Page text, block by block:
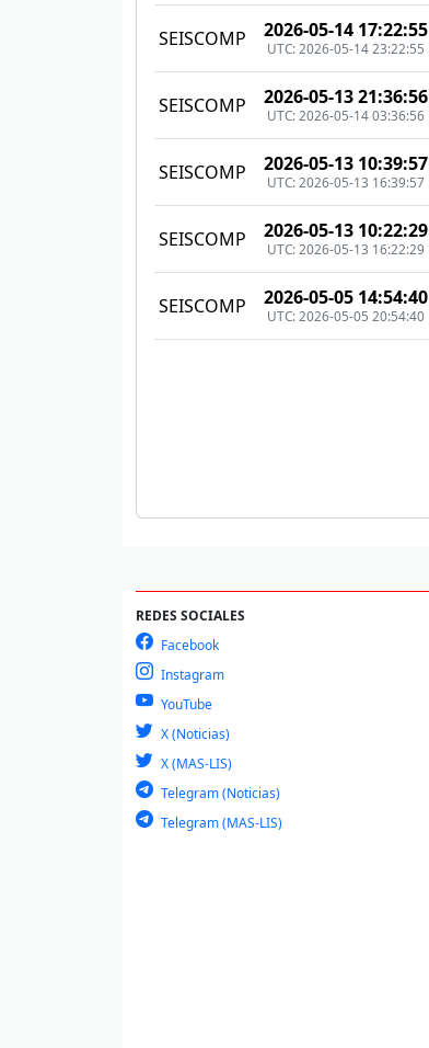
SEISCOMP 2026-05-14 17:22:55
UTC: 2026-05-14 23:22:55
SEISCOMP 2026-05-13 21:36:56
UTC: 2026-05-14 03:36:56
SEISCOMP 2026-05-13 10:39:57
UTC: 2026-05-13 16:39:57
SEISCOMP 2026-05-13 10:22:29
UTC: 2026-05-13 16:22:29
SEISCOMP 2026-05-05 14:54:40
UTC: 2026-05-05 20:54:40
REDES SOCIALES
Facebook
Instagram
YouTube
X (Noticias)
X (MAS-LIS)
Telegram (Noticias)
Telegram (MAS-LIS)